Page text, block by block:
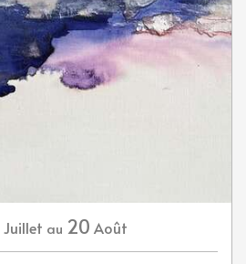
Juillet au 20 Août